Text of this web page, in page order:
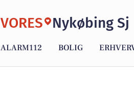
VORES Nykøbing Sj
ALARM112 BOLIG